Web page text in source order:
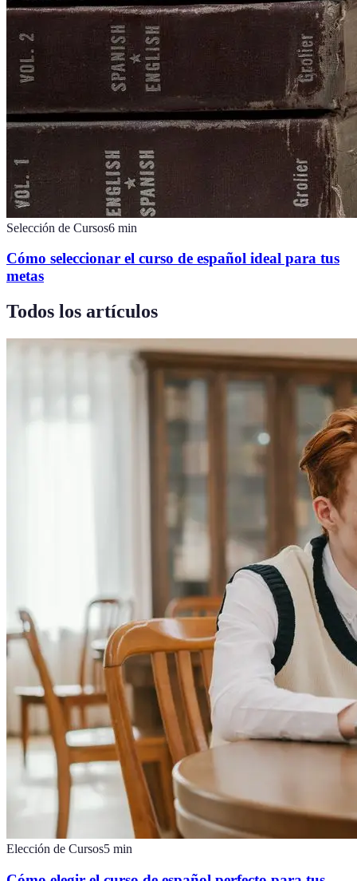
Selección de Cursos6 min
Cómo seleccionar el curso de español ideal para tus
metas
Todos los artículos
Elección de Cursos5 min